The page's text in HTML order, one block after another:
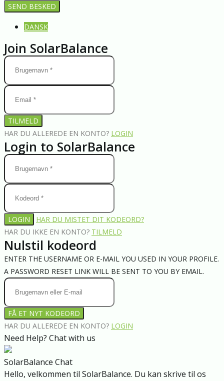
DANSK
Join SolarBalance
TILMELD
HAR DU ALLEREDE EN KONTO? LOGIN
Login to SolarBalance
LOGIN
HAR DU MISTET DIT KODEORD?
HAR DU IKKE EN KONTO? TILMELD
Nulstil kodeord
ENTER THE USERNAME OR E-MAIL YOU USED IN YOUR PROFILE.
A PASSWORD RESET LINK WILL BE SENT TO YOU BY EMAIL.
FÅ ET NYT KODEORD
HAR DU ALLEREDE EN KONTO? LOGIN
Need Help? Chat with us
SolarBalance Chat
Hello, velkommen til SolarBalance. Du kan skrive til os